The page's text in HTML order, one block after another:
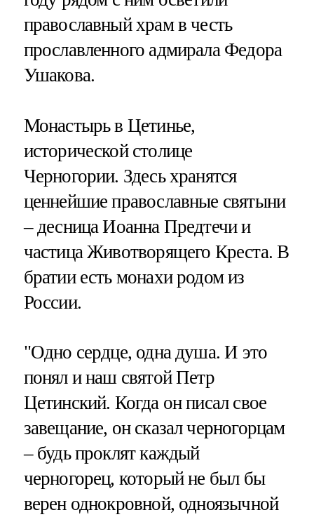
православный храм в честь
прославленного адмирала Федора
Ушакова.
Монастырь в Цетинье,
исторической столице
Черногории. Здесь хранятся
ценнейшие православные святыни
– десница Иоанна Предтечи и
частица Животворящего Креста. В
братии есть монахи родом из
России.
"Одно сердце, одна душа. И это
понял и наш святой Петр
Цетинский. Когда он писал свое
завещание, он сказал черногорцам
– будь проклят каждый
черногорец, который не был бы
верен однокровной, одноязычной